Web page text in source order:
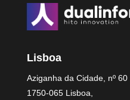
Lisboa
Aziganha da Cidade, nº 60
1750-065 Lisboa,